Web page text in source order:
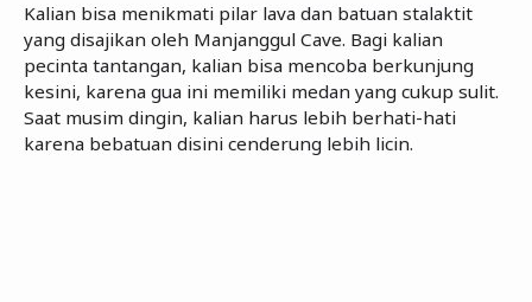
Kalian bisa menikmati pilar lava dan batuan stalaktit
yang disajikan oleh Manjanggul Cave. Bagi kalian
pecinta tantangan, kalian bisa mencoba berkunjung
kesini, karena gua ini memiliki medan yang cukup sulit.
Saat musim dingin, kalian harus lebih berhati-hati
karena bebatuan disini cenderung lebih licin.